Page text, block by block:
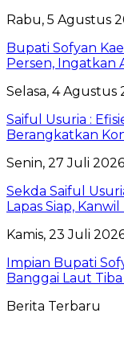
Rabu, 5 Agustus
Bupati Sofyan
Persen, Ingatkan
Selasa, 4 Agustus
Saiful Usuria :
Berangkatkan
Senin, 27 Juli 2026
Sekda Saiful
Lapas Siap,
Kamis, 23 Juli
Impian Bupati
Banggai Laut
Berita Terbaru